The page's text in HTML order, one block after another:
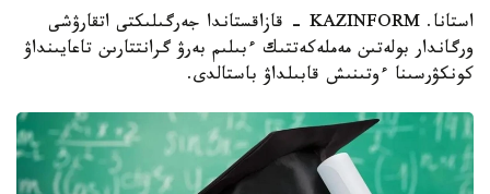
استانا. KAZINFORM - قازاقستاندا جەرگىلىكتى اتقارۋشى
ورگاندار بولەتىن مەملەكەتتىك ءبىلىم بەرۋ گرانتتارىن تاعايىنداۋ
كونكۋرسىنا ءوتىنىش قابىلداۋ باستالدى.